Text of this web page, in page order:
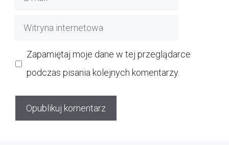
Witryna
Zapamiętaj moje dane w tej przeglądarce
podczas pisania kolejnych komentarzy.